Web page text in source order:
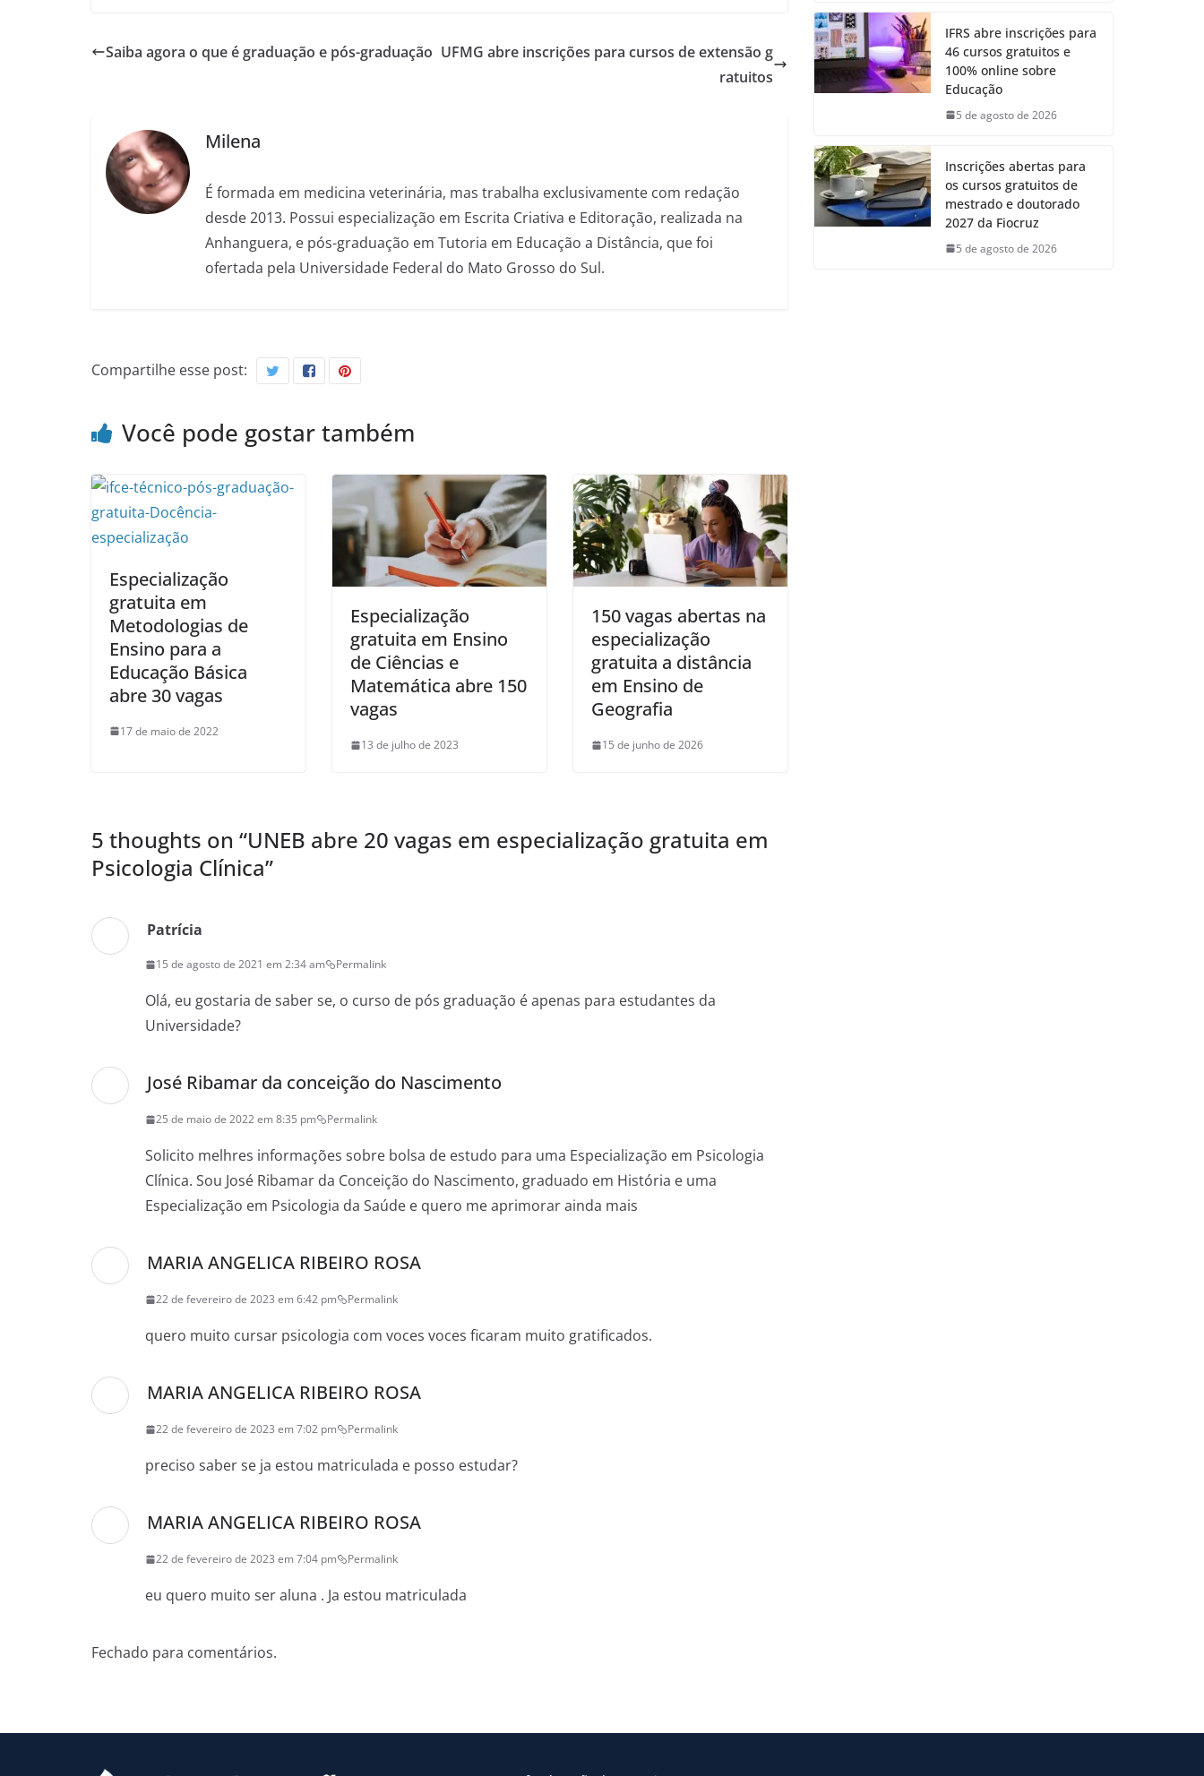
Saiba agora o que é graduação e pós-graduação UFMG abre inscrições para cursos de extensão g
ratuitos
Milena
É formada em medicina veterinária, mas trabalha exclusivamente com redação
desde 2013. Possui especialização em Escrita Criativa e Editoração, realizada na
Anhanguera, e pós-graduação em Tutoria em Educação a Distância, que foi
ofertada pela Universidade Federal do Mato Grosso do Sul.
Compartilhe esse post:
Você pode gostar também
Especialização
gratuita em
Metodologias de
Ensino para a
Educação Básica
abre 30 vagas
17 de maio de 2022
Especialização
gratuita em Ensino
de Ciências e
Matemática abre 150
vagas
13 de julho de 2023
150 vagas abertas na
especialização
gratuita a distância
em Ensino de
Geografia
15 de junho de 2026
5 thoughts on “UNEB abre 20 vagas em especialização gratuita em
Psicologia Clínica”
Patrícia
15 de agosto de 2021 em 2:34 am Permalink
Olá, eu gostaria de saber se, o curso de pós graduação é apenas para estudantes da
Universidade?
José Ribamar da conceição do Nascimento
25 de maio de 2022 em 8:35 pm Permalink
Solicito melhres informações sobre bolsa de estudo para uma Especialização em Psicologia
Clínica. Sou José Ribamar da Conceição do Nascimento, graduado em História e uma
Especialização em Psicologia da Saúde e quero me aprimorar ainda mais
MARIA ANGELICA RIBEIRO ROSA
22 de fevereiro de 2023 em 6:42 pm Permalink
quero muito cursar psicologia com voces voces ficaram muito gratificados.
MARIA ANGELICA RIBEIRO ROSA
22 de fevereiro de 2023 em 7:02 pm Permalink
preciso saber se ja estou matriculada e posso estudar?
MARIA ANGELICA RIBEIRO ROSA
22 de fevereiro de 2023 em 7:04 pm Permalink
eu quero muito ser aluna . Ja estou matriculada
Fechado para comentários.
IFRS abre inscrições para
46 cursos gratuitos e
100% online sobre
Educação
5 de agosto de 2026
Inscrições abertas para
os cursos gratuitos de
mestrado e doutorado
2027 da Fiocruz
5 de agosto de 2026